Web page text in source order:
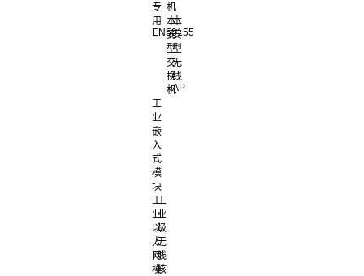
专
用
EN50155
机
本
安
型
交
换
机
本
安
型
无
线
AP
工
业
嵌
入
式
模
块
工
业
以
太
网
模
工
业
级
无
线
核